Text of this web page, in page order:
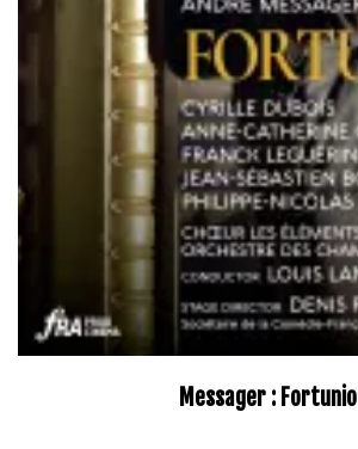
Messager : Fortunio